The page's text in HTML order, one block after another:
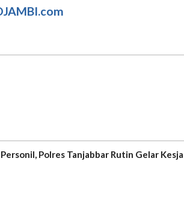
Polres Tanjabbar Rutin Gelar